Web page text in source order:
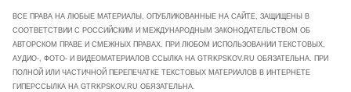
ВСЕ ПРАВА НА ЛЮБЫЕ МАТЕРИАЛЫ, ОПУБЛИКОВАННЫЕ НА САЙТЕ, ЗАЩИЩЕНЫ В
СООТВЕТСТВИИ С РОССИЙСКИМ И МЕЖДУНАРОДНЫМ ЗАКОНОДАТЕЛЬСТВОМ ОБ
АВТОРСКОМ ПРАВЕ И СМЕЖНЫХ ПРАВАХ. ПРИ ЛЮБОМ ИСПОЛЬЗОВАНИИ ТЕКСТОВЫХ,
АУДИО-, ФОТО- И ВИДЕОМАТЕРИАЛОВ ССЫЛКА НА GTRKPSKOV.RU ОБЯЗАТЕЛЬНА. ПРИ
ПОЛНОЙ ИЛИ ЧАСТИЧНОЙ ПЕРЕПЕЧАТКЕ ТЕКСТОВЫХ МАТЕРИАЛОВ В ИНТЕРНЕТЕ
ГИПЕРССЫЛКА НА GTRKPSKOV.RU ОБЯЗАТЕЛЬНА.